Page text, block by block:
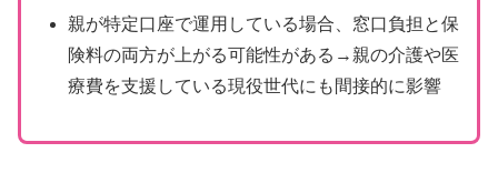
親が特定口座で運用している場合、窓口負担と保
険料の両方が上がる可能性がある→親の介護や医
療費を支援している現役世代にも間接的に影響